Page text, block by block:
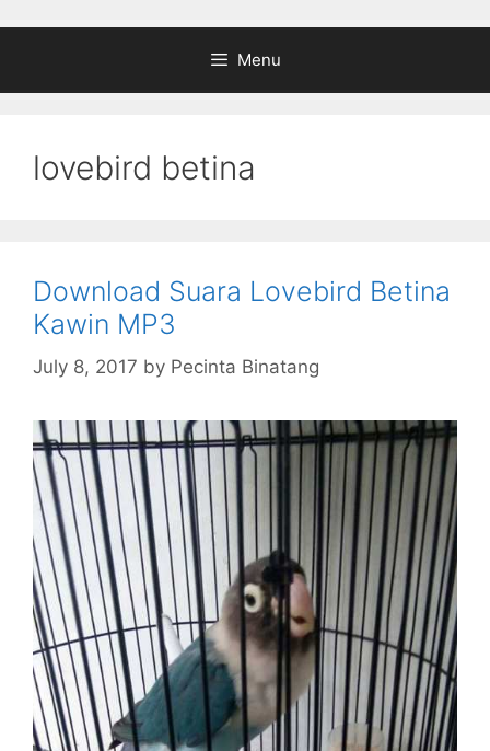
Menu
lovebird betina
Download Suara Lovebird Betina
Kawin MP3
July 8, 2017 by Pecinta Binatang